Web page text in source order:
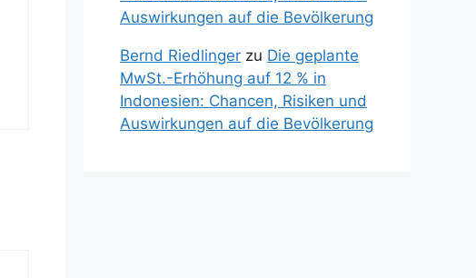
Auswirkungen auf die Bevölkerung
Bernd Riedlinger zu Die geplante
MwSt.-Erhöhung auf 12 % in
Indonesien: Chancen, Risiken und
Auswirkungen auf die Bevölkerung